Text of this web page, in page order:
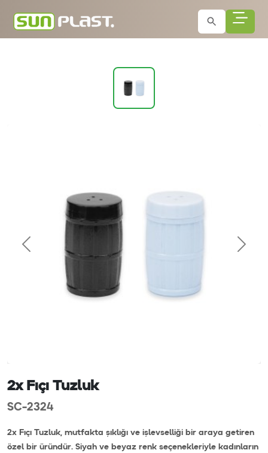
2x Fıçı Tuzluk
SC-2324
2x Fıçı Tuzluk, mutfakta şıklığı ve işlevselliği bir araya getiren
özel bir üründür. Siyah ve beyaz renk seçenekleriyle kadınların